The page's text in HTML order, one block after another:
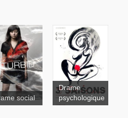
social
Drame
psychologique